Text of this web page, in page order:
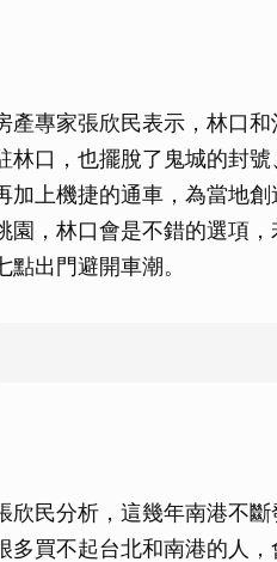
產專家張欣民表示，林口
林口，也擺脫了鬼城的封
加上機捷的通車，為當地
園，林口會是不錯的選項
點出門避開車潮。
欣民分析，這幾年南港不
多買不起台北和南港的人